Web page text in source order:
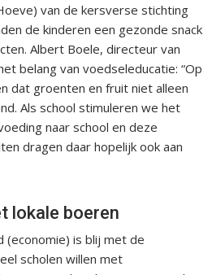
van de kersverse stichting
de kinderen een gezonde snack
Albert Boele, directeur van
belang van voedseleducatie: “Op
dat groenten en fruit niet alleen
Als school stimuleren we het
naar school en deze
dragen daar hopelijk ook aan
lokale boeren
(economie) is blij met de
scholen willen met